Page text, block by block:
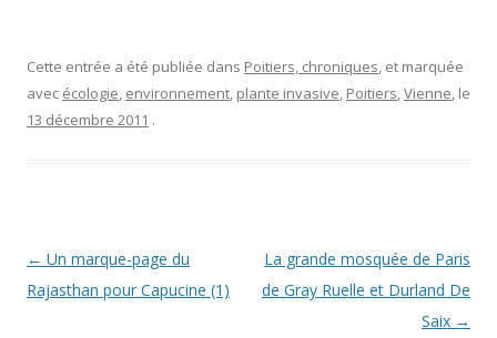
Cette entrée a été publiée dans Poitiers, chroniques, et marquée
avec écologie, environnement, plante invasive, Poitiers,Vienne, le
13 décembre 2011 .
Navigation
des
← Un marque-page du
Rajasthan pour Capucine (1)
La grande mosquée de Paris
de Gray Ruelle et Durland De
Saix →